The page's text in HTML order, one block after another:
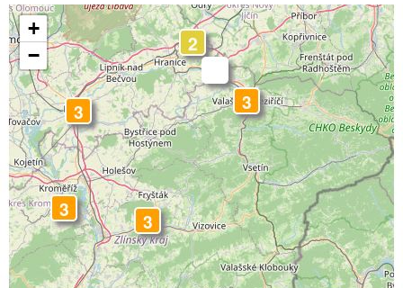
3
3
3
3
2
+
−